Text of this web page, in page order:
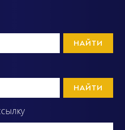
НАЙТИ
НАЙТИ